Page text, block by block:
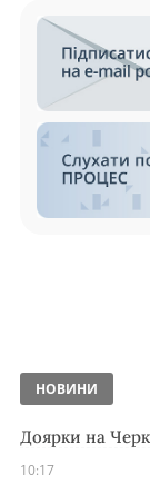
НОВИНИ
Доярки на
10:17